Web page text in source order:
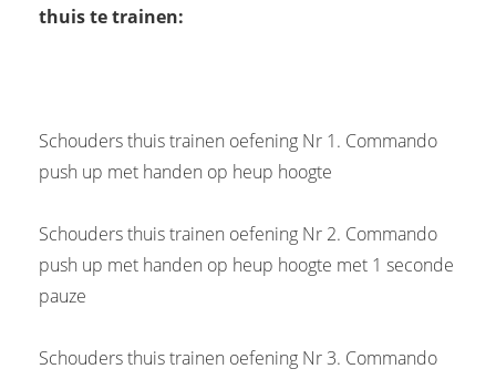
thuis te trainen:
Schouders thuis trainen oefening Nr 1. Commando
push up met handen op heup hoogte
Schouders thuis trainen oefening Nr 2. Commando
push up met handen op heup hoogte met 1 seconde
pauze
Schouders thuis trainen oefening Nr 3. Commando